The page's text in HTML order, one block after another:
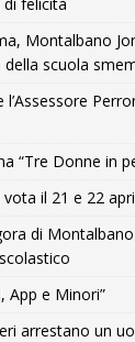
Montalbano
scuola
l’Assessore
“Tre Donne in
il 21 e 22
di
App e Minori”
arrestano un